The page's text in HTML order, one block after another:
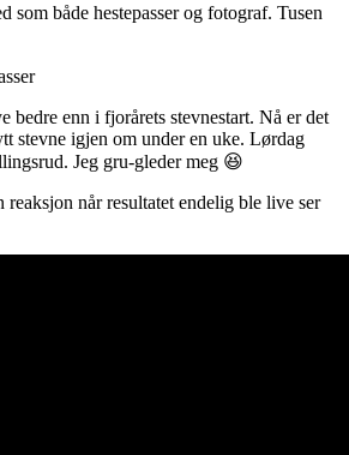
som både hestepasser og fotograf. Tusen
bedre enn i fjorårets stevnestart. Nå er det
stevne igjen om under en uke. Lørdag
Jeg gru-gleder meg 😆
når resultatet endelig ble live ser